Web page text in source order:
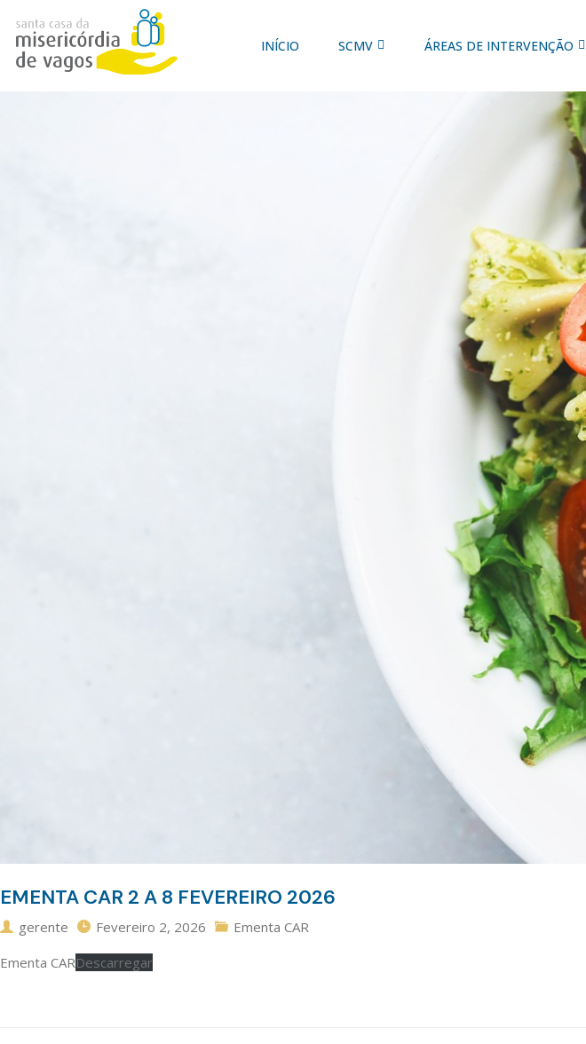
INÍCIO SCMV ÁREAS DE INTERVENÇÃO
EMENTA CAR 2 A 8 FEVEREIRO 2026
gerente Fevereiro 2, 2026
Ementa CAR
Ementa CARDescarregar